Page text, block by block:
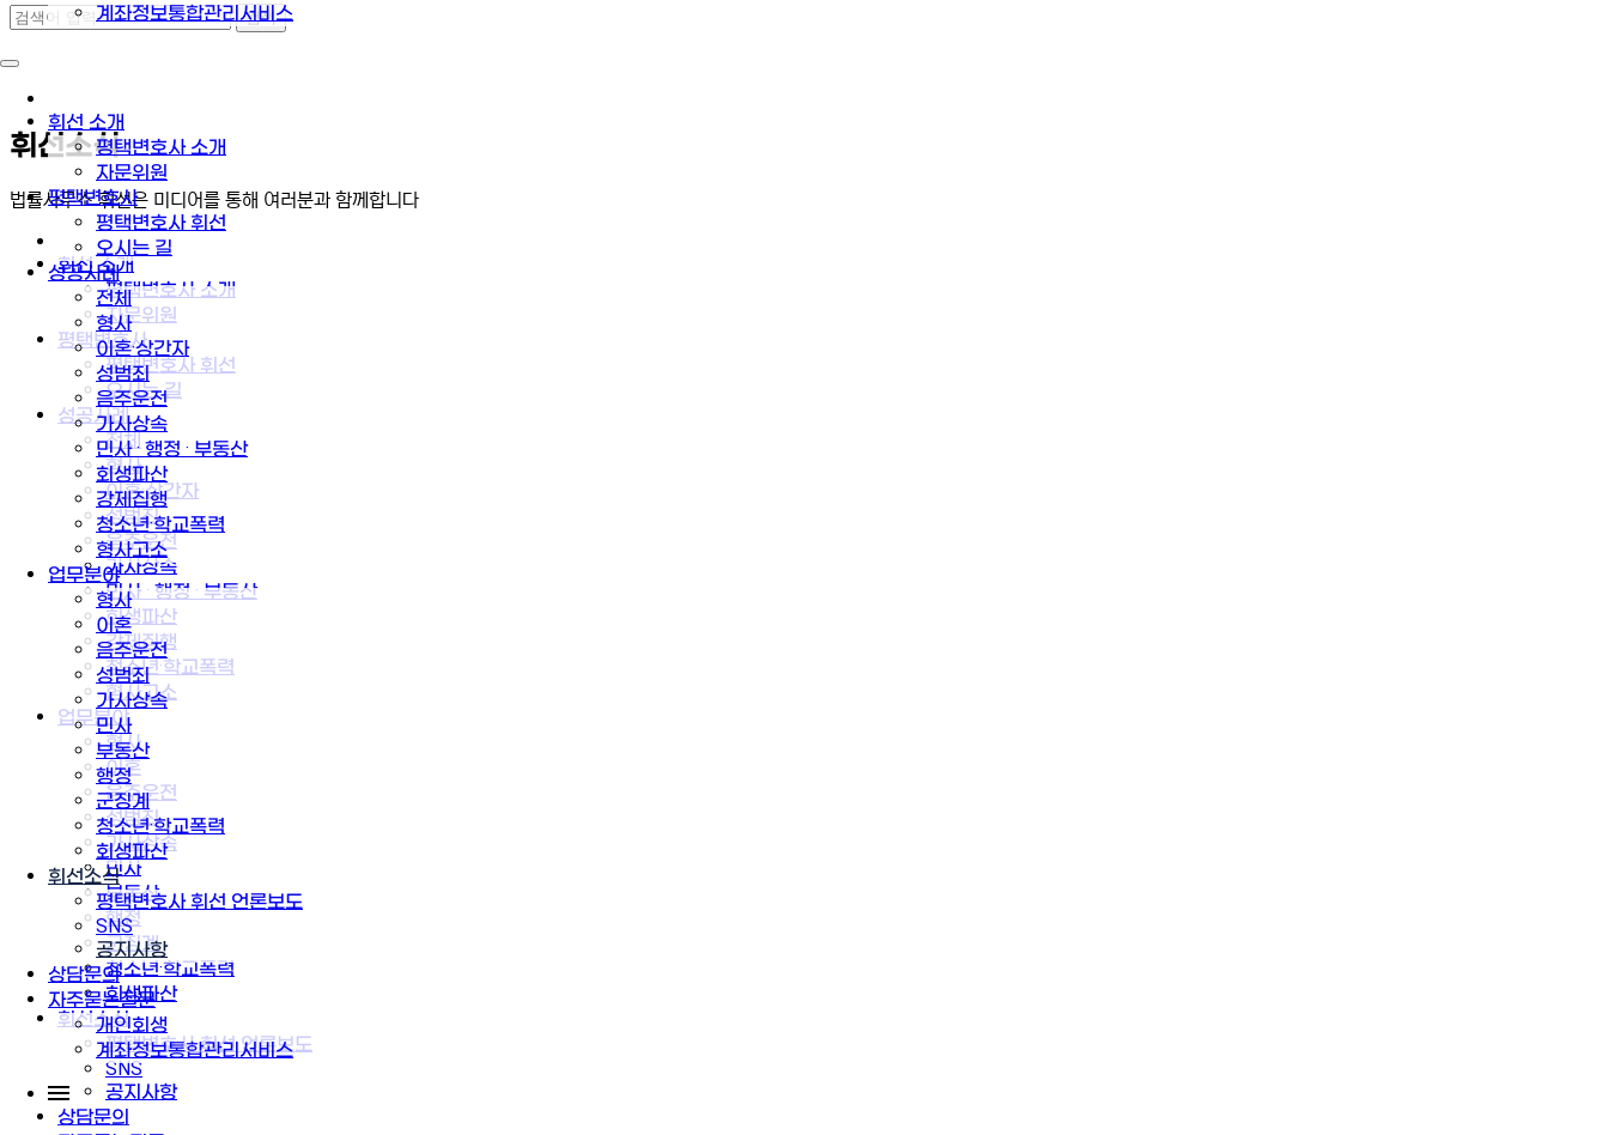
계좌정보통합관리서비스
휘선 소개
평택변호사 소개
자문위원
평택변호사
평택변호사 휘선
오시는 길
성공사례
전체
형사
이혼·상간자
성범죄
음주운전
가사상속
민사 · 행정 · 부동산
회생파산
강제집행
청소년·학교폭력
형사고소
업무분야
형사
이혼
음주운전
성범죄
가사상속
민사
부동산
행정
군징계
청소년·학교폭력
회생파산
휘선소식
평택변호사 휘선 언론보도
SNS
공지사항
상담문의
자주묻는질문
개인회생
계좌정보통합관리서비스
휘선소식
법률사무소 휘선은 미디어를 통해 여러분과 함께합니다
휘선 소개
평택변호사 소개
자문위원
평택변호사
평택변호사 휘선
오시는 길
성공사례
전체
형사
이혼·상간자
성범죄
음주운전
가사상속
민사 · 행정 · 부동산
회생파산
강제집행
청소년·학교폭력
형사고소
업무분야
형사
이혼
음주운전
성범죄
가사상속
민사
부동산
행정
군징계
청소년·학교폭력
회생파산
휘선소식
평택변호사 휘선 언론보도
SNS
공지사항
상담문의